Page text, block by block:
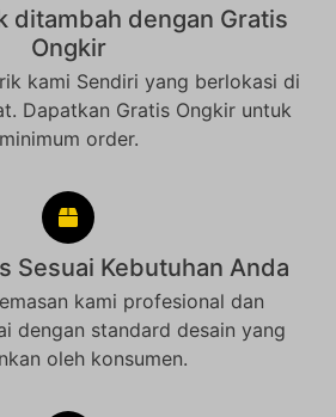
ditambah dengan Gratis
Ongkir
kami Sendiri yang berlokasi di
Dapatkan Gratis Ongkir untuk
minimum order.
Sesuai Kebutuhan Anda
kami profesional dan
dengan standard desain yang
oleh konsumen.